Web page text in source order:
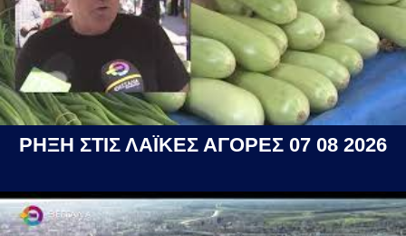
ΡΗΞΗ ΣΤΙΣ ΛΑΪΚΕΣ ΑΓΟΡΕΣ 07 08 2026